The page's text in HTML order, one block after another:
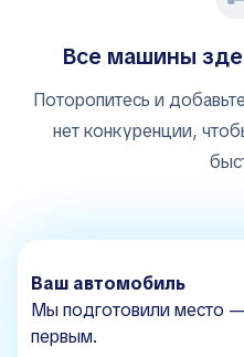
Все машины
Поторопитесь и
нет конкуренции,
Ваш автомобиль
Мы подготовили место
первым.